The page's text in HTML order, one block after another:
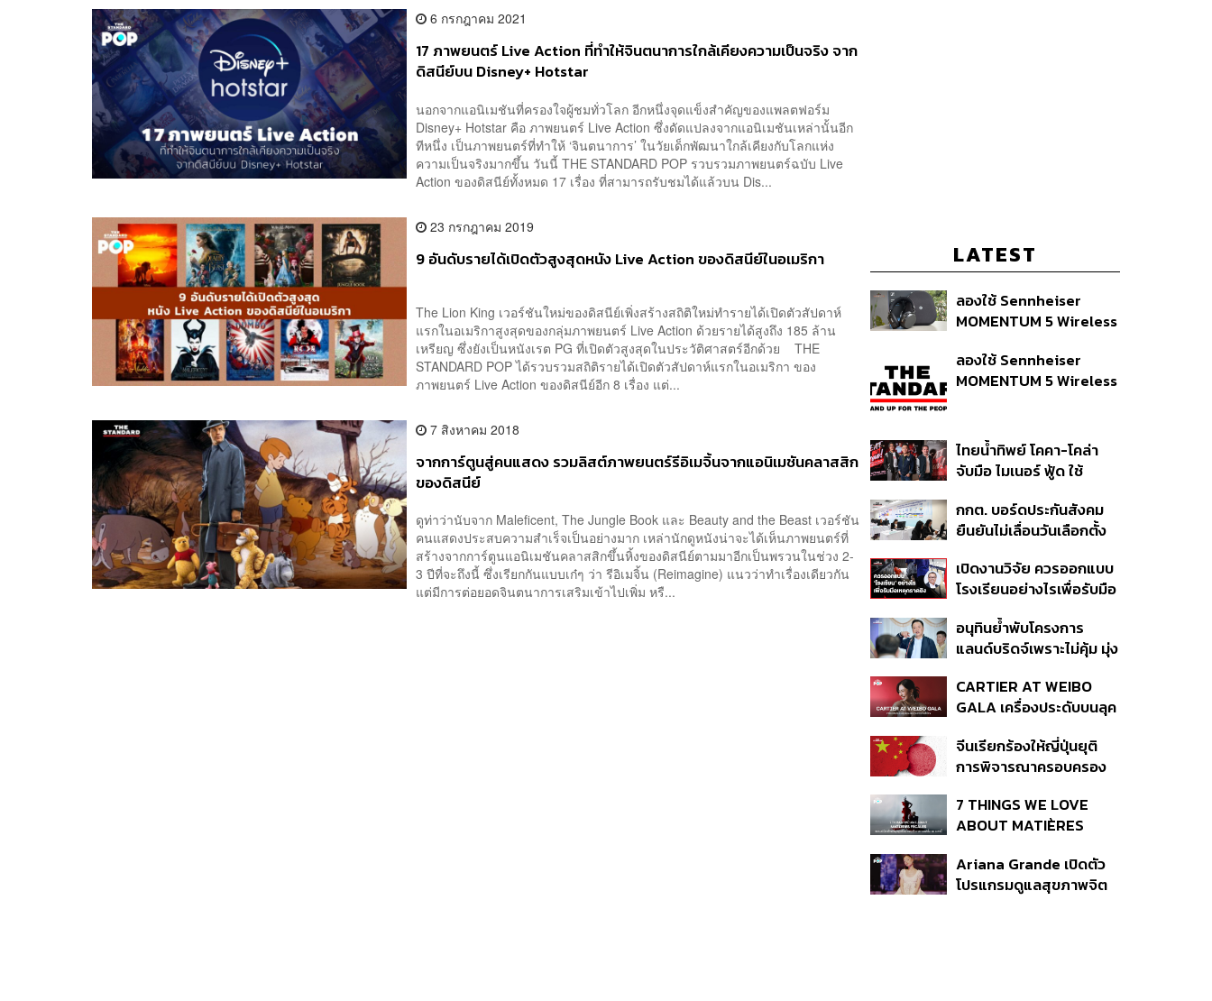
6 กรกฎาคม 2021
17 ภาพยนตร์ Live Action ที่ทำให้จินตนาการใกล้เคียงความเป็นจริง จาก
ดิสนีย์บน Disney+ Hotstar
นอกจากแอนิเมชันที่ครองใจผู้ชมทั่วโลก อีกหนึ่งจุดแข็งสำคัญของแพลตฟอร์ม
Disney+ Hotstar คือ ภาพยนตร์ Live Action ซึ่งดัดแปลงจากแอนิเมชันเหล่านั้นอีก
ทีหนึ่ง เป็นภาพยนตร์ที่ทำให้ ‘จินตนาการ’ ในวัยเด็กพัฒนาใกล้เคียงกับโลกแห่ง
ความเป็นจริงมากขึ้น วันนี้ THE STANDARD POP รวบรวมภาพยนตร์ฉบับ Live
Action ของดิสนีย์ทั้งหมด 17 เรื่อง ที่สามารถรับชมได้แล้วบน Dis...
23 กรกฎาคม 2019
9 อันดับรายได้เปิดตัวสูงสุดหนัง Live Action ของดิสนีย์ในอเมริกา
The Lion King เวอร์ชันใหม่ของดิสนีย์เพิ่งสร้างสถิติใหม่ทำรายได้เปิดตัวสัปดาห์
แรกในอเมริกาสูงสุดของกลุ่มภาพยนตร์ Live Action ด้วยรายได้สูงถึง 185 ล้าน
เหรียญ ซึ่งยังเป็นหนังเรต PG ที่เปิดตัวสูงสุดในประวัติศาสตร์อีกด้วย THE
STANDARD POP ได้รวบรวมสถิติรายได้เปิดตัวสัปดาห์แรกในอเมริกา ของ
ภาพยนตร์ Live Action ของดิสนีย์อีก 8 เรื่อง แต่...
7 สิงหาคม 2018
จากการ์ตูนสู่คนแสดง รวมลิสต์ภาพยนตร์รีอิเมจิ้นจากแอนิเมชันคลาสสิก
ของดิสนีย์
ดูท่าว่านับจาก Maleficent, The Jungle Book และ Beauty and the Beast เวอร์ชัน
คนแสดงประสบความสำเร็จเป็นอย่างมาก เหล่านักดูหนังน่าจะได้เห็นภาพยนตร์ที่
สร้างจากการ์ตูนแอนิเมชันคลาสสิกขึ้นหิ้งของดิสนีย์ตามมาอีกเป็นพรวนในช่วง 2-
3 ปีที่จะถึงนี้ ซึ่งเรียกกันแบบเก๋ๆ ว่า รีอิเมจิ้น (Reimagine) แนวว่าทำเรื่องเดียวกัน
แต่มีการต่อยอดจินตนาการเสริมเข้าไปเพิ่ม หรื...
LATEST
ลองใช้ Sennheiser
MOMENTUM 5 Wireless
ถอดเปลี่ยนแบตเองได้
ก่อนกฎ EU บังคับปีหน้า
ลองใช้ Sennheiser
MOMENTUM 5 Wireless
ก่อนกฎ EU บังคับปีหน้า
ไทยน้ำทิพย์ โคคา-โคล่า
จับมือ ไมเนอร์ ฟู้ด ใช้
พัน Music Marketing ใน
ปีที่ธุรกิจร้านอาหารโต
กกต. บอร์ดประกันสังคม
ยืนยันไม่เลื่อนวันเลือกตั้ง
ตามคำสั่งทุเลาของศาล
เปิดงานวิจัย ควรออกแบบ
โรงเรียนอย่างไรเพื่อรับมือ
อนุทินย้ำพับโครงการ
แลนด์บริดจ์เพราะไม่คุ้ม มุ่ง
รองรับอ่าวไทย-อันดามัน
CARTIER AT WEIBO
GALA เครื่องประดับบนลุค
สำคัญ
จีนเรียกร้องให้ญี่ปุ่นยุติ
การพิจารณาครอบครอง
7 THINGS WE LOVE
ABOUT MATIÈRES
Ariana Grande เปิดตัว
โปรแกรมดูแลสุขภาพจิต